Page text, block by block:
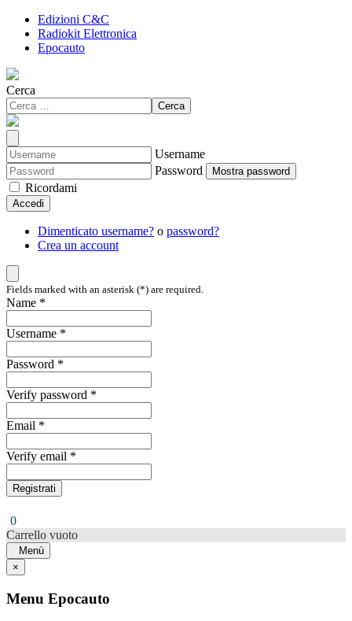
Edizioni C&C
Radiokit Elettronica
Epocauto
Cerca
Cerca
Username
Password
Mostra password
Ricordami
Accedi
Dimenticato username? o password?
Crea un account
Fields marked with an asterisk (*) are required.
Name *
Username *
Password *
Verify password *
Email *
Verify email *
Registrati
0
Carrello vuoto
Menù
×
Menu Epocauto